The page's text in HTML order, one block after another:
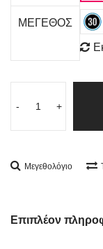
ΜΕΓΕΘΟΣ
- +
Μεγεθολόγιο
Επιπλέον